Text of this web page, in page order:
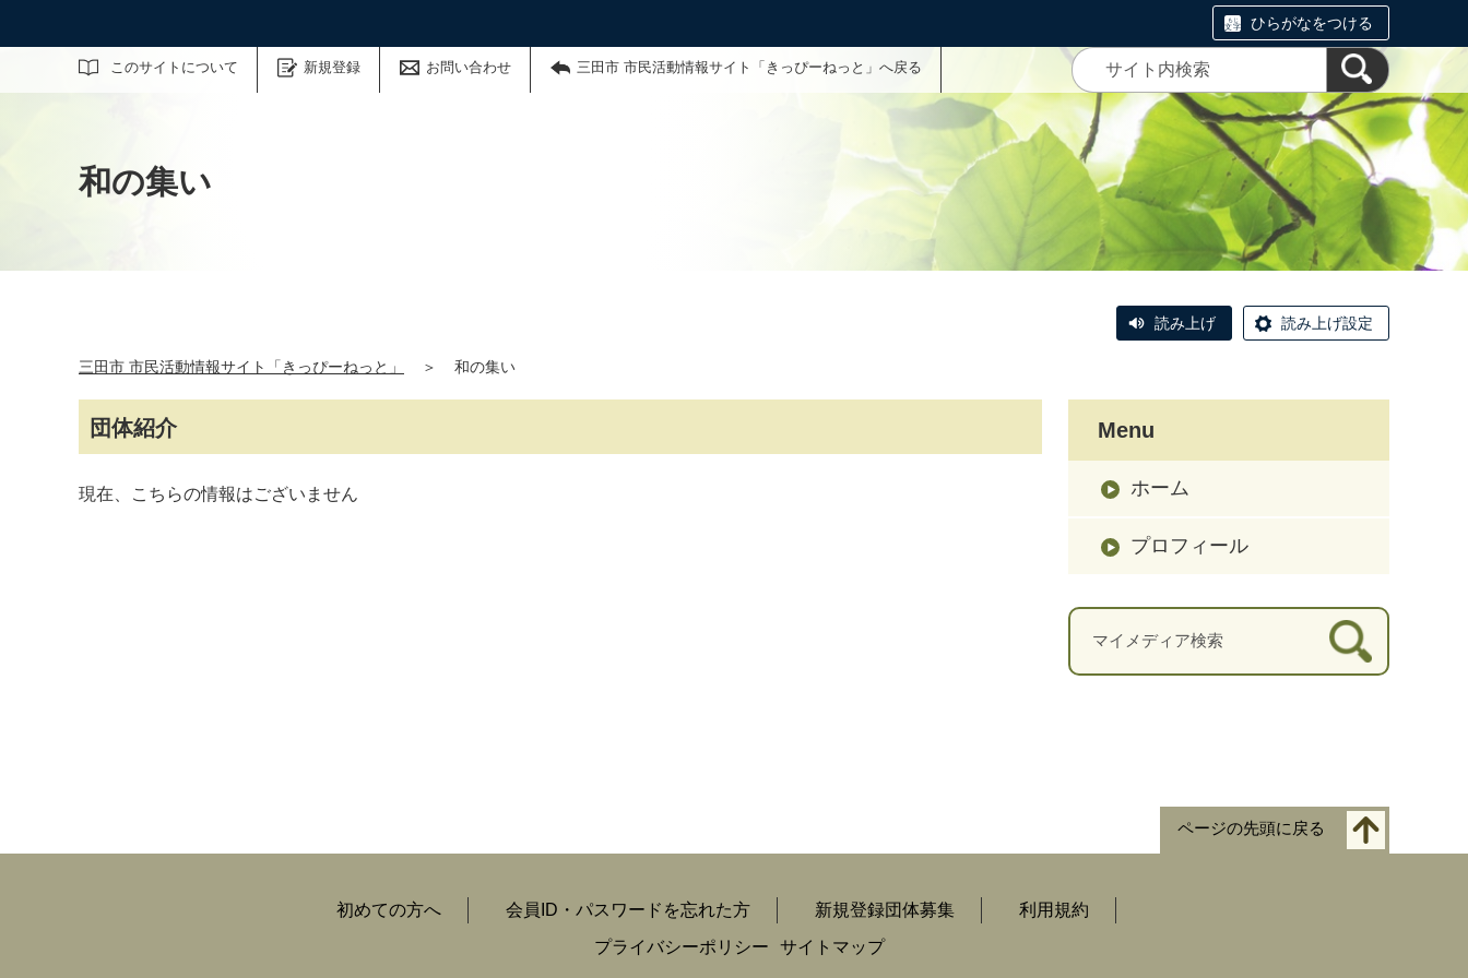
ひらがなをつける
このサイトについて 新規登録 お問い合わせ 三田市 市民活動情報サイト「きっぴーねっと」へ戻る
サイト内検索
和の集い
読み上げ 読み上げ設定
三田市 市民活動情報サイト「きっぴーねっと」 ＞ 和の集い
団体紹介
現在、こちらの情報はございません
Menu
ホーム
プロフィール
ページの先頭に戻る
初めての方へ 会員ID・パスワードを忘れた方 新規登録団体募集
利用規約
プライバシーポリシー
サイトマップ